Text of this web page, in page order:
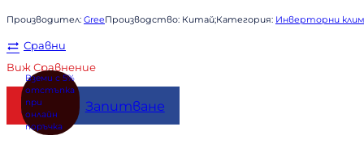
Производител: GreeПроизводство: Китай;Категория: Инверторни
Сравни
Виж Сравнение
Купи Запитване